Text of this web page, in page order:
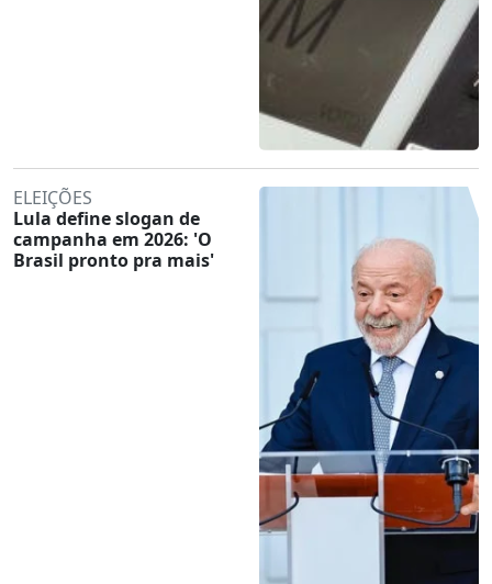
ELEIÇÕES
Lula define slogan de
campanha em 2026: 'O
Brasil pronto pra mais'